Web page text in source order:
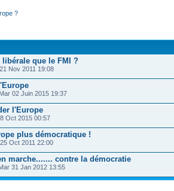
?
que le FMI ?
Nov 2011 19:08
02 Juin 2015 19:37
l'Europe
Oct 2015 00:57
plus démocratique !
Oct 2011 22:00
marche....... contre la démocratie
31 Jan 2012 13:55